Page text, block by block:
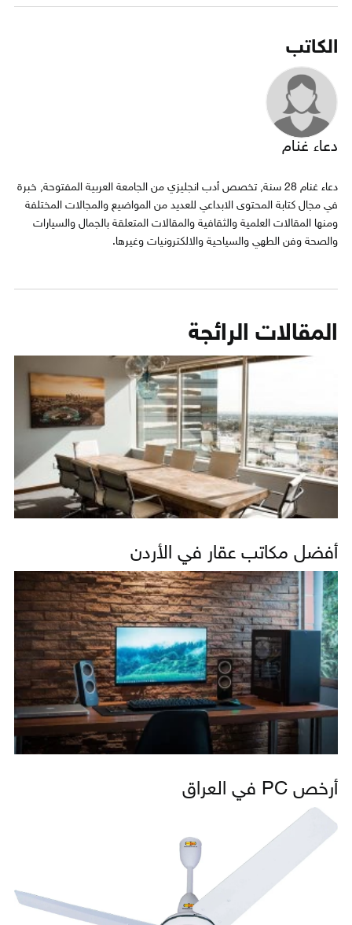
الكاتب
دعاء غنام
دعاء غنام 28 سنة, تخصص أدب انجليزي من الجامعة العربية المفتوحة, خبرة
في مجال كتابة المحتوى الابداعي للعديد من المواضيع والمجالات المختلفة
ومنها المقالات العلمية والثقافية والمقالات المتعلقة بالجمال والسيارات
والصحة وفن الطهي والسياحية والالكترونيات وغيرها.
المقالات الرائجة
أفضل مكاتب عقار في الأردن
أرخص PC في العراق